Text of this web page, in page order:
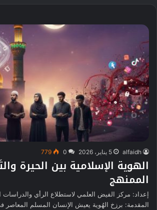
alfaidh 5 يناير، 2026 0
779
الهوية الإسلامية بين الحيرة
الممنهج
إعداد: مركز الفيض العلمي لاستطلاع الرأي
المقدمة: برزخ الهُوية يعيش الإنسان المسلم المعاصر